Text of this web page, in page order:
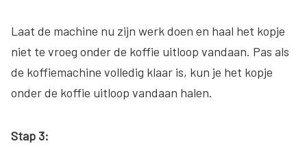
Laat de machine nu zijn werk doen en haal het kopje
niet te vroeg onder de koffie uitloop vandaan. Pas als
de koffiemachine volledig klaar is, kun je het kopje
onder de koffie uitloop vandaan halen.
Stap 3: